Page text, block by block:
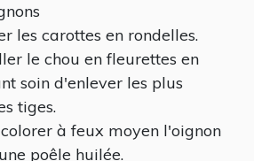
les carottes en rondelles.
le chou en fleurettes en
soin d'enlever les plus
tiges.
à feux moyen l'oignon
poêle huilée.